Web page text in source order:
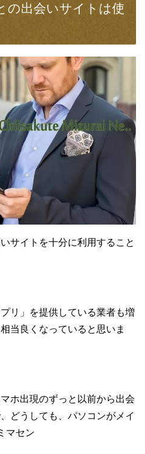
の出会いサイトは使
サイトを十分に利用すること
リ」を提供している業者も増
当良くなっていると思いま
ホ出現のずっと以前から出会
どうしても、パソコンがメイ
マセン